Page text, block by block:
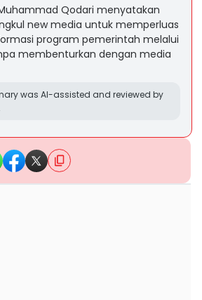
Qodari menyatakan
new media untuk memperluas
program pemerintah melalui
membenturkan dengan media
was AI-assisted and reviewed by